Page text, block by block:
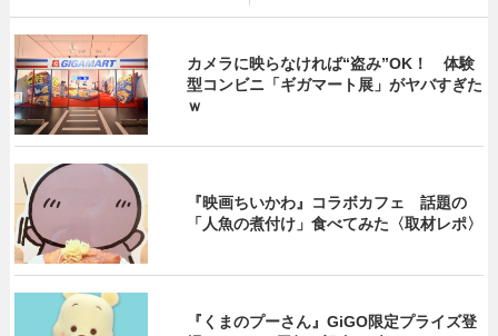
カメラに映らなければ“盗み”OK！ 体験
型コンビニ「ギガマート展」がヤバすぎた
ｗ
『映画ちいかわ』コラボカフェ 話題の
「人魚の煮付け」食べてみた〈取材レポ〉
『くまのプーさん』GiGO限定プライズ登